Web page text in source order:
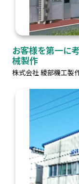
お客様を第一に
械製作
株式会社 綾部機工製